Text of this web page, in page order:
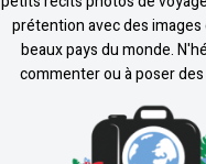
prétention avec des
beaux pays du monde.
commenter ou à poser